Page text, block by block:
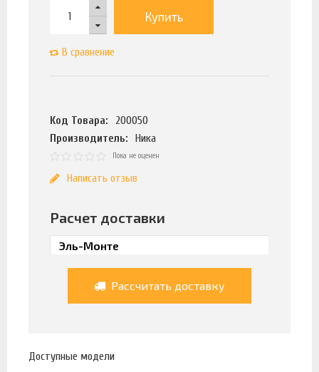
Купить
В сравнение
Код Товара:
200050
Производитель:
Ника
Пока не оценен
Написать отзыв
Расчет доставки
Рассчитать доставку
Доступные модели